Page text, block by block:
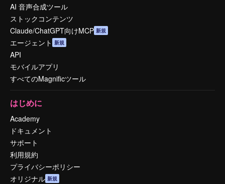
AI 音声合成ツール
ストックコンテンツ
Claude/ChatGPT向けMCP 新規
エージェント 新規
API
モバイルアプリ
すべてのMagnificツール
はじめに
Academy
ドキュメント
サポート
利用規約
プライバシーポリシー
オリジナル 新規